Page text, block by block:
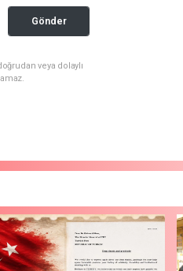
Gönder
veya dolaylı